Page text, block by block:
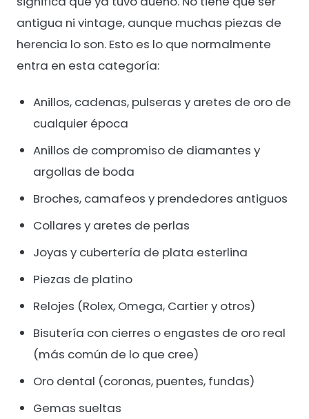
antigua ni vintage, aunque muchas piezas de
herencia lo son. Esto es lo que normalmente
entra en esta categoría:
Anillos, cadenas, pulseras y aretes de oro de
cualquier época
Anillos de compromiso de diamantes y
argollas de boda
Broches, camafeos y prendedores antiguos
Collares y aretes de perlas
Joyas y cubertería de plata esterlina
Piezas de platino
Relojes (Rolex, Omega, Cartier y otros)
Bisutería con cierres o engastes de oro real
(más común de lo que cree)
Oro dental (coronas, puentes, fundas)
Gemas sueltas